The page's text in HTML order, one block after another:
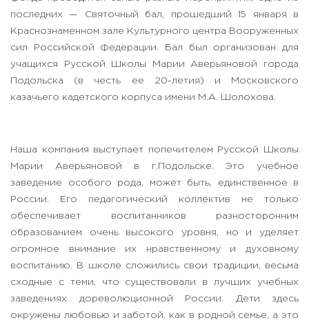
последних — Святочный бал, прошедший 15 января в
Краснознаменном зале Культурного центра Вооруженных
сил Российской Федерации. Бал был организован для
учащихся Русской Школы Марии Аверьяновой города
Подольска (в честь ее 20-летия) и Московского
казачьего кадетского корпуса имени М.А. Шолохова.
Наша компания выступает попечителем Русской Школы
Марии Аверьяновой в г.Подольске. Это учебное
заведение особого рода, может быть, единственное в
России. Его педагогический коллектив не только
обеспечивает воспитанников разносторонним
образованием очень высокого уровня, но и уделяет
огромное внимание их нравственному и духовному
воспитанию. В школе сложились свои традиции, весьма
сходные с теми, что существовали в лучших учебных
заведениях дореволюционной России. Дети здесь
окружены любовью и заботой, как в родной семье, а это